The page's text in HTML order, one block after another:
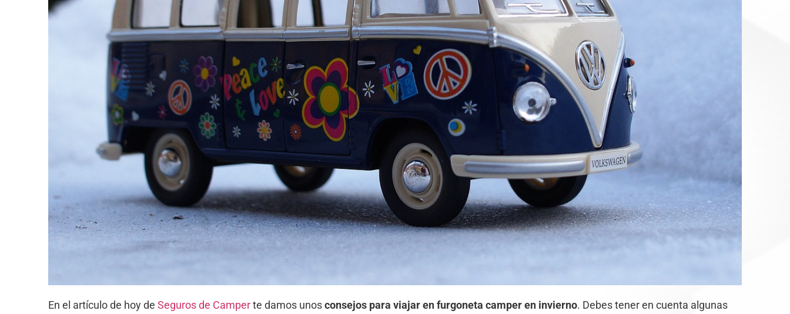
En el artículo de hoy de Seguros de Camperte damos unosconsejos para viajar en furgoneta camper en invierno. Debes tener en cuenta algunas